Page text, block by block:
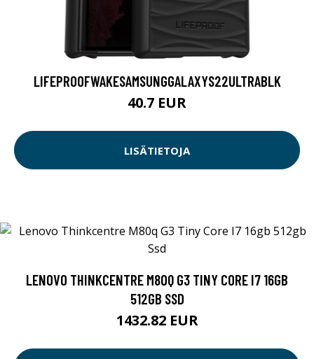
LIFEPROOFWAKESAMSUNGGALAXYS22ULTRABLK
40.7 EUR
LISÄTIETOJA
LENOVO THINKCENTRE M80Q G3 TINY CORE I7 16GB
512GB SSD
1432.82 EUR